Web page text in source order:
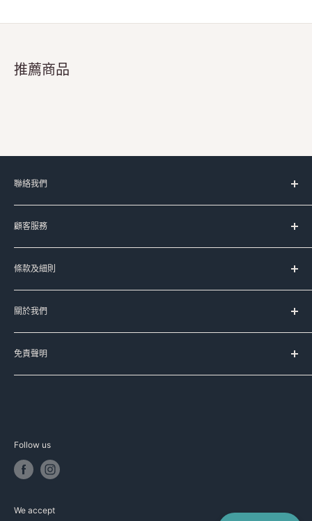
推薦商品
聯絡我們
服務時間：
星期一至五 上午11時-晚上8時
(星期六﹑日及公眾假期休息)
Signal:+852 90107944
Line:@meadowduck
Meta Messenger
FB:meadowduck
其他購物平台客服
顧客服務
台灣代購服務流程
如何購買
送貨服務
常見問題
聯絡我們
條款及細則
服務條款
運送條款
私隱政策
退換貨政策
關於我們
Meadow Duck 的品牌故事
免責聲明
本公司已盡力確保本網頁資料的準確性，本公司不擔保本網頁
改，恕不另行通知。部分圖片並非由本公司製作，該圖片之版
權均為其品牌持有人所擁有，如有版權問題，請與本公司聯
Follow us
We accept